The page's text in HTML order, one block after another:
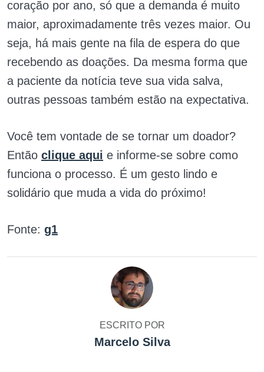
coração por ano, só que a demanda é muito
maior, aproximadamente três vezes maior. Ou
seja, há mais gente na fila de espera do que
recebendo as doações. Da mesma forma que
a paciente da notícia teve sua vida salva,
outras pessoas também estão na expectativa.
Você tem vontade de se tornar um doador?
Então clique aqui e informe-se sobre como
funciona o processo. É um gesto lindo e
solidário que muda a vida do próximo!
Fonte: g1
ESCRITO POR
Marcelo Silva